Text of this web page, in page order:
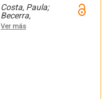
Costa, Paula;
Becerra,
Viviana;
Becerra,
Ver más